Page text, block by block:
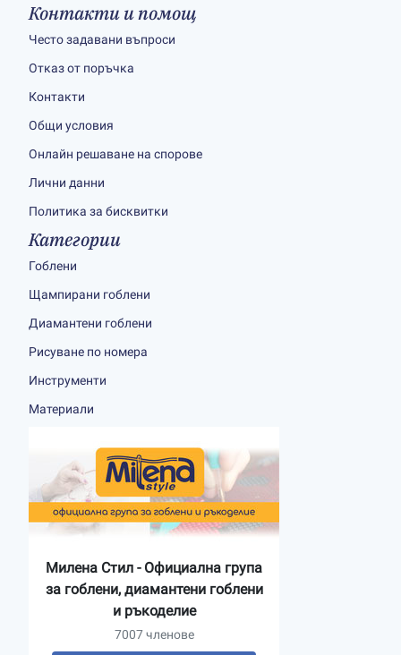
Контакти и помощ
Често задавани въпроси
Отказ от поръчка
Контакти
Общи условия
Онлайн решаване на спорове
Лични данни
Политика за бисквитки
Категории
Гоблени
Щампирани гоблени
Диамантени гоблени
Рисуване по номера
Инструменти
Материали
Милена Стил - Официална група
за гоблени, диамантени гоблени
и ръкоделие
7007 членове